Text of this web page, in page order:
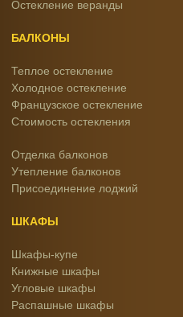
Остекление веранды
БАЛКОНЫ
Теплое остекление
Холодное остекление
Французское остекление
Стоимость остекления
Отделка балконов
Утепление балконов
Присоединение лоджий
ШКАФЫ
Шкафы-купе
Книжные шкафы
Угловые шкафы
Распашные шкафы